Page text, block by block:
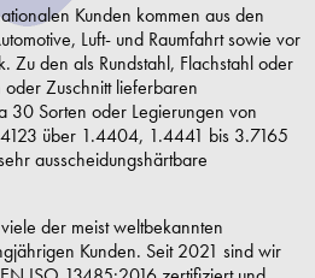
Kunden kommen aus den
Luft- und Raumfahrt sowie vor
Zu den als Rundstahl, Flachstahl oder
Zuschnitt lieferbaren
30 Sorten oder Legierungen von
über 1.4404, 1.4441 bis 3.7165
ausscheidungshärtbare
der meist weltbekannten
Kunden. Seit 2021 sind wir